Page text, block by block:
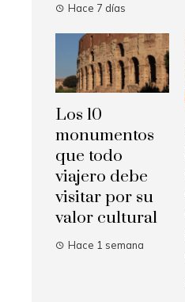
Hace 7 días
Los 10
monumentos
que todo
viajero debe
visitar por su
valor cultural
Hace 1 semana